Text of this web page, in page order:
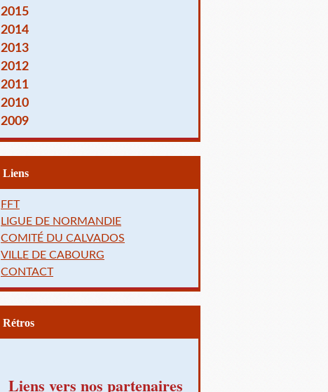
2015
2014
2013
2012
2011
2010
2009
Liens
FFT
LIGUE DE NORMANDIE
COMITÉ DU CALVADOS
VILLE DE CABOURG
CONTACT
Rétros
Liens vers nos partenaires